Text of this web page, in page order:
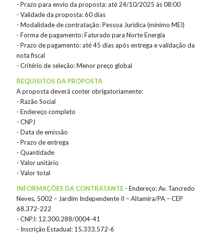
- Prazo para envio da proposta: até 24/10/2025 às 08:00
- Validade da proposta: 60 dias
- Modalidade de contratação: Pessoa Jurídica (mínimo MEI)
- Forma de pagamento: Faturado para Norte Energia
- Prazo de pagamento: até 45 dias após entrega e validação da
nota fiscal
- Critério de seleção: Menor preço global
REQUISITOS DA PROPOSTA
A proposta deverá conter obrigatoriamente:
- Razão Social
- Endereço completo
- CNPJ
- Data de emissão
- Prazo de entrega
- Quantidade
- Valor unitário
- Valor total
INFORMAÇÕES DA CONTRATANTE- Endereço: Av. Tancredo
Neves, 5002 – Jardim Independente II – Altamira/PA – CEP
68.372-222
- CNPJ: 12.300.288/0004-41
- Inscrição Estadual: 15.333.572-6